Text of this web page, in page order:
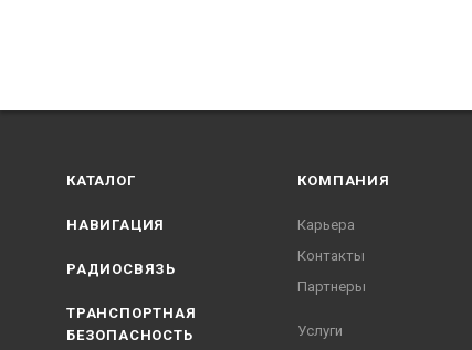
КАТАЛОГ
НАВИГАЦИЯ
РАДИОСВЯЗЬ
ТРАНСПОРТНАЯ
БЕЗОПАСНОСТЬ
КОМПАНИЯ
Карьера
Контакты
Партнеры
Услуги